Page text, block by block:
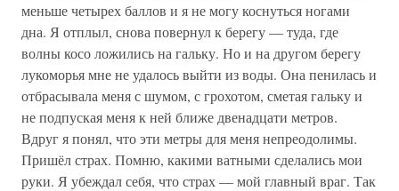
меньше четырех баллов и я не могу коснуться ногами
дна. Я отплыл, снова повернул к берегу — туда, где
волны косо ложились на гальку. Но и на другом берегу
лукоморья мне не удалось выйти из воды. Она пенилась и
отбрасывала меня с шумом, с грохотом, сметая гальку и
не подпуская меня к ней ближе двенадцати метров.
Вдруг я понял, что эти метры для меня непреодолимы.
Пришёл страх. Помню, какими ватными сделались мои
руки. Я убеждал себя, что страх — мой главный враг. Так